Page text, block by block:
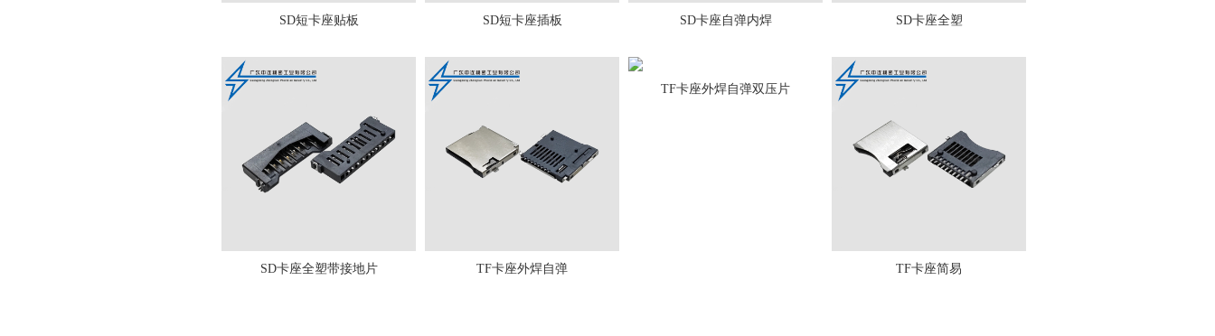
SD短卡座贴板 SD短卡座插板 SD卡座自弹内焊 SD卡座全塑
SD卡座全塑带接地片 TF卡座外焊自弹
TF卡座外焊自弹双压片
TF卡座简易